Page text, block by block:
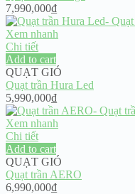
7,990,000₫
Xem nhanh
Chi tiết
Add to cart
QUẠT GIÓ
Quạt trần Hura Led
5,990,000₫
Xem nhanh
Chi tiết
Add to cart
QUẠT GIÓ
Quạt trần AERO
6,990,000₫